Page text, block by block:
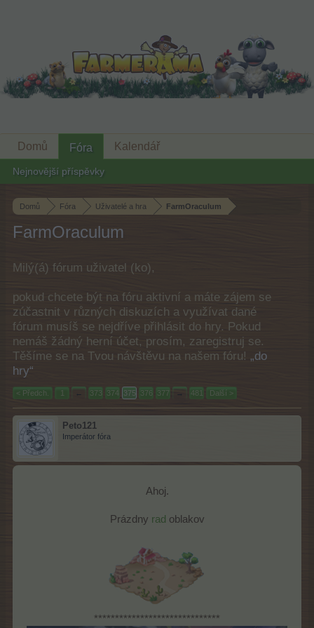
Domů Fóra Uživatelé a hra FarmOraculum
FarmOraculum
Milý(á) fórum uživatel (ko),
pokud chcete být na fóru aktivní a máte zájem se
zúčastnit v různých diskuzích a využívat dané
fórum musíš se nejdříve přihlásit do hry. Pokud
nemáš žádný herní účet, prosím, zaregistruj se.
Těšíme se na Tvou návštěvu na našem fóru! „do
hry“
< Předch. 1 ← 373 374 375 376 377 → 481 Další >
Peto121
Imperátor fóra
Ahoj.
Prázdny rad oblakov
******************************
Domů Fóra
Nejnovější příspěvky
Kalendář